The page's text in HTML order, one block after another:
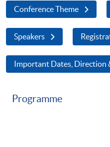
Conference Theme
Speakers
Important Dates, Direction
Programme